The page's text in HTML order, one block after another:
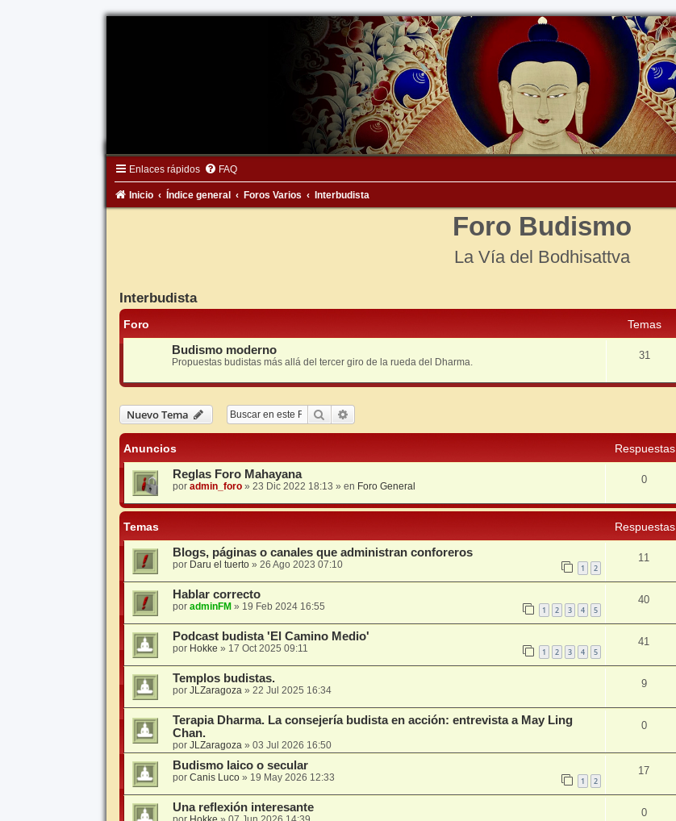
Enlaces rápidos FAQ
Inicio Índice general Foros Varios Interbudista
Foro Budismo
La Vía del Bodhisattva
Interbudista
Foro Temas
Budismo moderno
Propuestas budistas más allá del tercer giro de la rueda del Dharma.
31
Nuevo Tema Buscar
Anuncios Respuestas
Reglas Foro Mahayana
por admin_foro» 23 Dic 2022 18:13 » en Foro General
0
Temas Respuestas
Blogs, páginas o canales que administran conforeros
por Daru el tuerto» 26 Ago 2023 07:10 1 2
11
Hablar correcto
por adminFM» 19 Feb 2024 16:55 1 2 3 4 5
40
Podcast budista 'El Camino Medio'
por Hokke » 17 Oct 2025 09:11 1 2 3 4 5
41
Templos budistas.
por JLZaragoza » 22 Jul 2025 16:34
9
Terapia Dharma. La consejería budista en acción: entrevista a May Ling
Chan.
por JLZaragoza » 03 Jul 2026 16:50
0
Budismo laico o secular
por Canis Luco» 19 May 2026 12:33 1 2
17
Una reflexión interesante 0